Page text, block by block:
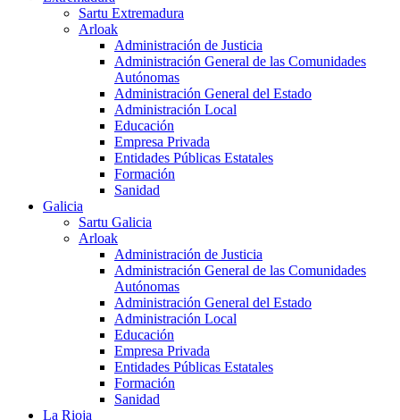
Sartu Extremadura
Arloak
Administración de Justicia
Administración General de las Comunidades
Autónomas
Administración General del Estado
Administración Local
Educación
Empresa Privada
Entidades Públicas Estatales
Formación
Sanidad
Galicia
Sartu Galicia
Arloak
Administración de Justicia
Administración General de las Comunidades
Autónomas
Administración General del Estado
Administración Local
Educación
Empresa Privada
Entidades Públicas Estatales
Formación
Sanidad
La Rioja